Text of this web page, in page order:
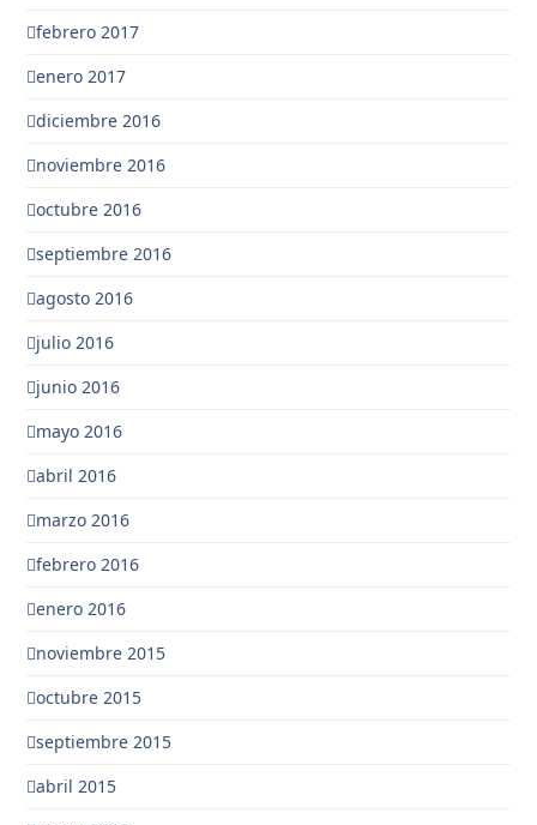
febrero 2017
enero 2017
diciembre 2016
noviembre 2016
octubre 2016
septiembre 2016
agosto 2016
julio 2016
junio 2016
mayo 2016
abril 2016
marzo 2016
febrero 2016
enero 2016
noviembre 2015
octubre 2015
septiembre 2015
abril 2015